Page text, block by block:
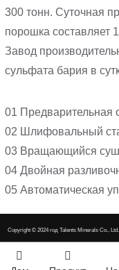
300 тонн. Суточная
порошка составляет
Завод
сульфата бария в
01 Предварительная
02 Шлифовальный
03 Вращающийся
04 Двойная
05 Автоматическая
Copyright © 2024 год Talents Minerals Co.,